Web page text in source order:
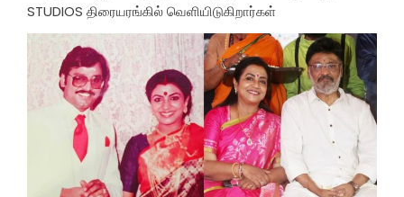
STUDIOS திரையரங்கில் வெளியிடுகிறார்கள்